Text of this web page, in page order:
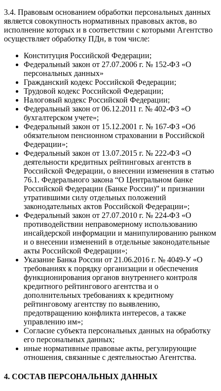
3.4. Правовым основанием обработки персональных данных
является совокупность нормативных правовых актов, во
исполнение которых и в соответствии с которыми Агентство
осуществляет обработку ПДн, в том числе:
Конституция Российской Федерации;
Федеральный закон от 27.07.2006 г. № 152-ФЗ «О
персональных данных»
Гражданский кодекс Российской Федерации;
Трудовой кодекс Российской Федерации;
Налоговый кодекс Российской Федерации;
Федеральный закон от 06.12.2011 г. № 402-ФЗ «О
бухгалтерском учете»;
Федеральный закон от 15.12.2001 г. № 167-ФЗ «Об
обязательном пенсионном страховании в Российской
Федерации»;
Федеральный закон от 13.07.2015 г. № 222-ФЗ «О
деятельности кредитных рейтинговых агентств в
Российской Федерации, о внесении изменения в статью
76.1. Федерального закона “О Центральном банке
Российской Федерации (Банке России)” и признании
утратившими силу отдельных положений
законодательных актов Российской Федерации»;
Федеральный закон от 27.07.2010 г. № 224-ФЗ «О
противодействии неправомерному использованию
инсайдерской информации и манипулированию рынком
и о внесении изменений в отдельные законодательные
акты Российской Федерации»;
Указание Банка России от 21.06.2016 г. № 4049-У «О
требованиях к порядку организации и обеспечения
функционирования органов внутреннего контроля
кредитного рейтингового агентства и о
дополнительных требованиях к кредитному
рейтинговому агентству по выявлению,
предотвращению конфликта интересов, а также
управлению им»;
Согласие субъекта персональных данных на обработку
его персональных данных;
иные нормативные правовые акты, регулирующие
отношения, связанные с деятельностью Агентства.
4. СОСТАВ ПЕРСОНАЛЬНЫХ ДАННЫХ